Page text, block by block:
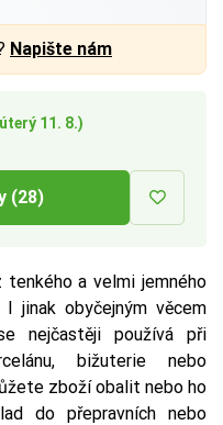
11. 8.)
(28)
a velmi jemného
jinak obyčejným věcem
nejčastěji používá při
bižuterie nebo
zboží obalit nebo ho
do přepravních nebo
Napište nám